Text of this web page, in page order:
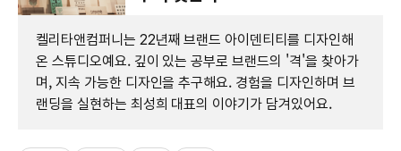
켈리타앤컴퍼니는 22년째 브랜드 아이덴티티를 디자인해
온 스튜디오예요. 깊이 있는 공부로 브랜드의 '격'을 찾아가
며, 지속 가능한 디자인을 추구해요. 경험을 디자인하며 브
랜딩을 실현하는 최성희 대표의 이야기가 담겨있어요.